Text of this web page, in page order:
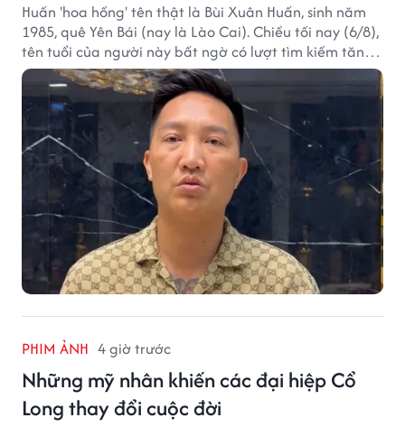
Huấn 'hoa hồng' tên thật là Bùi Xuân Huấn, sinh năm
1985, quê Yên Bái (nay là Lào Cai). Chiều tối nay (6/8),
tên tuổi của người này bất ngờ có lượt tìm kiếm tăng
vọt.
PHIM ẢNH 4 giờ trước
Những mỹ nhân khiến các đại hiệp Cổ
Long thay đổi cuộc đời